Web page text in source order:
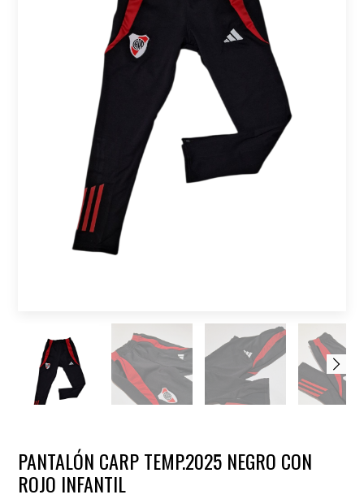
PANTALÓN CARP TEMP.2025 NEGRO CON
ROJO INFANTIL